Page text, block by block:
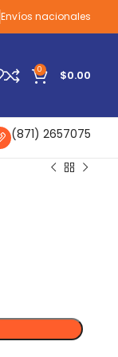
Envíos nacionales
0 $0.00
(871) 2657075